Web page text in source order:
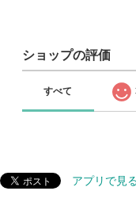
ショップの評価
すべて
アプリで見